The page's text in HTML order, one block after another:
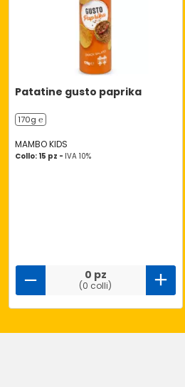
Patatine gusto paprika
170g ℮
MAMBO KIDS
Collo: 15 pz - IVA 10%
0 pz
(0 colli)